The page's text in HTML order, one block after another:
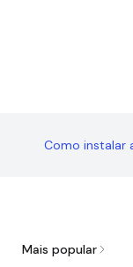
Como instalar
Mais popular